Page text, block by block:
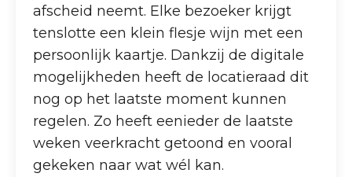
afscheid neemt. Elke bezoeker krijgt
tenslotte een klein flesje wijn met een
persoonlijk kaartje. Dankzij de digitale
mogelijkheden heeft de locatieraad dit
nog op het laatste moment kunnen
regelen. Zo heeft eenieder de laatste
weken veerkracht getoond en vooral
gekeken naar wat wél kan.